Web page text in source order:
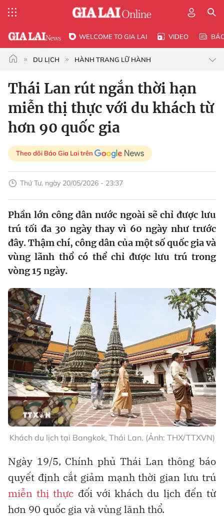
WELCOME TO GIA LAI VIDEO
DU LỊCH HÀNH TRANG LỮ HÀNH
Thái Lan rút ngắn thời hạn
miễn thị thực với du khách từ
hơn 90 quốc gia
Theo dõi Báo Gia Lai trên
Thứ Tư, ngày 20/05/2026 - 23:37
Phần lớn công dân nước ngoài sẽ chỉ được lưu
trú tối đa 30 ngày thay vì 60 ngày như trước
đây. Thậm chí, công dân của một số quốc gia và
vùng lãnh thổ có thể chỉ được lưu trú trong
vòng 15 ngày.
Khách du lịch tại Bangkok, Thái Lan. (Ảnh: THX/TTXVN)
Ngày 19/5, Chính phủ Thái Lan thông báo
quyết định cắt giảm mạnh thời gian lưu trú
miễn thị thực đối với khách du lịch đến từ
hơn 90 quốc gia và vùng lãnh thổ.